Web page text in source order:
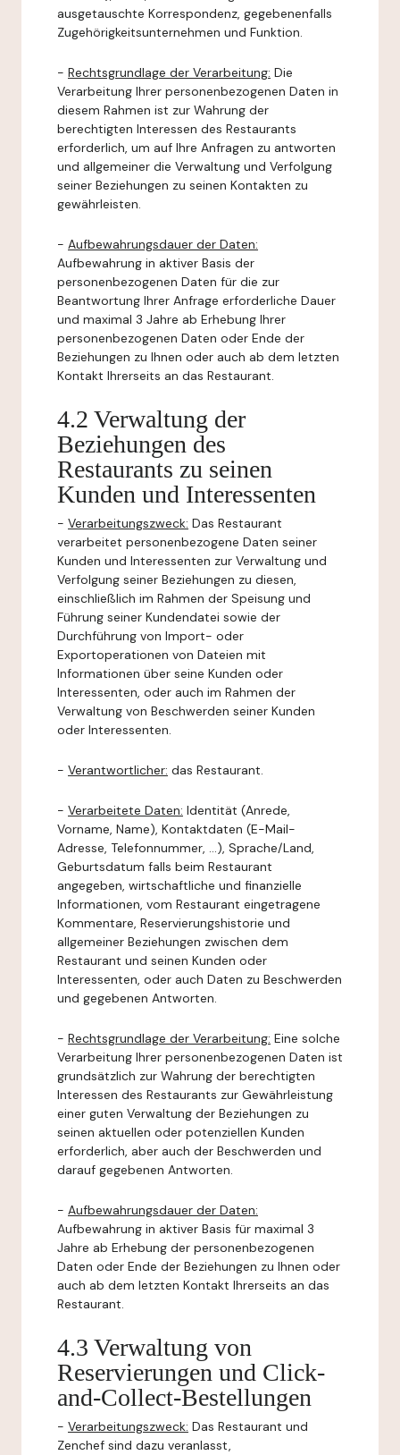
ausgetauschte Korrespondenz, gegebenenfalls
Zugehörigkeitsunternehmen und Funktion.
- Rechtsgrundlage der Verarbeitung: Die
Verarbeitung Ihrer personenbezogenen Daten in
diesem Rahmen ist zur Wahrung der
berechtigten Interessen des Restaurants
erforderlich, um auf Ihre Anfragen zu antworten
und allgemeiner die Verwaltung und Verfolgung
seiner Beziehungen zu seinen Kontakten zu
gewährleisten.
- Aufbewahrungsdauer der Daten:
Aufbewahrung in aktiver Basis der
personenbezogenen Daten für die zur
Beantwortung Ihrer Anfrage erforderliche Dauer
und maximal 3 Jahre ab Erhebung Ihrer
personenbezogenen Daten oder Ende der
Beziehungen zu Ihnen oder auch ab dem letzten
Kontakt Ihrerseits an das Restaurant.
4.2 Verwaltung der
Beziehungen des
Restaurants zu seinen
Kunden und Interessenten
- Verarbeitungszweck: Das Restaurant
verarbeitet personenbezogene Daten seiner
Kunden und Interessenten zur Verwaltung und
Verfolgung seiner Beziehungen zu diesen,
einschließlich im Rahmen der Speisung und
Führung seiner Kundendatei sowie der
Durchführung von Import- oder
Exportoperationen von Dateien mit
Informationen über seine Kunden oder
Interessenten, oder auch im Rahmen der
Verwaltung von Beschwerden seiner Kunden
oder Interessenten.
- Verantwortlicher: das Restaurant.
- Verarbeitete Daten: Identität (Anrede,
Vorname, Name), Kontaktdaten (E-Mail-
Adresse, Telefonnummer, ...), Sprache/Land,
Geburtsdatum falls beim Restaurant
angegeben, wirtschaftliche und finanzielle
Informationen, vom Restaurant eingetragene
Kommentare, Reservierungshistorie und
allgemeiner Beziehungen zwischen dem
Restaurant und seinen Kunden oder
Interessenten, oder auch Daten zu Beschwerden
und gegebenen Antworten.
- Rechtsgrundlage der Verarbeitung: Eine solche
Verarbeitung Ihrer personenbezogenen Daten ist
grundsätzlich zur Wahrung der berechtigten
Interessen des Restaurants zur Gewährleistung
einer guten Verwaltung der Beziehungen zu
seinen aktuellen oder potenziellen Kunden
erforderlich, aber auch der Beschwerden und
darauf gegebenen Antworten.
- Aufbewahrungsdauer der Daten:
Aufbewahrung in aktiver Basis für maximal 3
Jahre ab Erhebung der personenbezogenen
Daten oder Ende der Beziehungen zu Ihnen oder
auch ab dem letzten Kontakt Ihrerseits an das
Restaurant.
4.3 Verwaltung von
Reservierungen und Click-
and-Collect-Bestellungen
- Verarbeitungszweck: Das Restaurant und
Zenchef sind dazu veranlasst,